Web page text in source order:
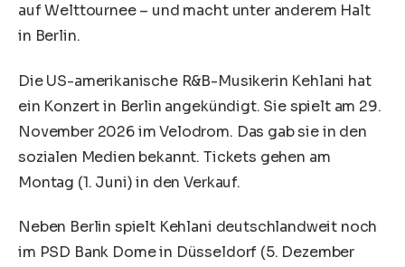
auf Welttournee – und macht unter anderem Halt
in Berlin.
Die US-amerikanische R&B-Musikerin Kehlani hat
ein Konzert in Berlin angekündigt. Sie spielt am 29.
November 2026 im Velodrom. Das gab sie in den
sozialen Medien bekannt. Tickets gehen am
Montag (1. Juni) in den Verkauf.
Neben Berlin spielt Kehlani deutschlandweit noch
im PSD Bank Dome in Düsseldorf (5. Dezember